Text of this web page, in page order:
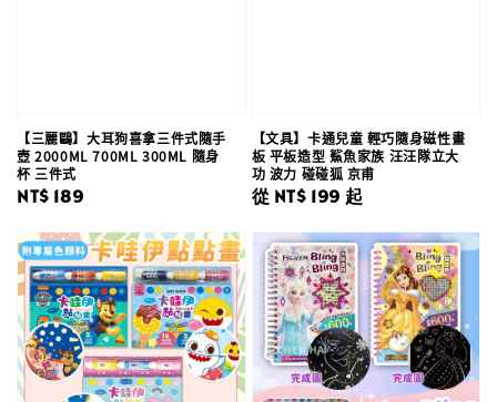
【三麗鷗】大耳狗喜拿三件式隨手
壺 2000ML 700ML 300ML 隨身
杯 三件式
Regular
NT$ 189
【文具】卡通兒童 輕巧隨身磁性畫
板 平板造型 鯊魚家族 汪汪隊立大
功 波力 碰碰狐 京甫
Regular
從 NT$ 199 起